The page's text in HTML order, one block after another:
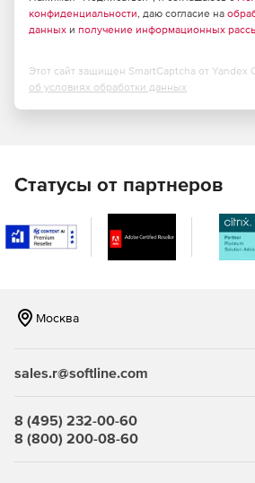
задачами.
Эффективное управление
Возможность централизованной
удаленные рабочие станции.
Поддержка синхронизации
Выбор из нескольких вариантов
Защита коммуникации по
конфиденциальности, даю согласие на
данных и получение информационных
Этот сайт защищен SmartCaptcha от Yandex
об условиях обработки данных
Статусы от партнеров
Москва
sales.r@softline.com
8 (495) 232-00-60
8 (800) 200-08-60